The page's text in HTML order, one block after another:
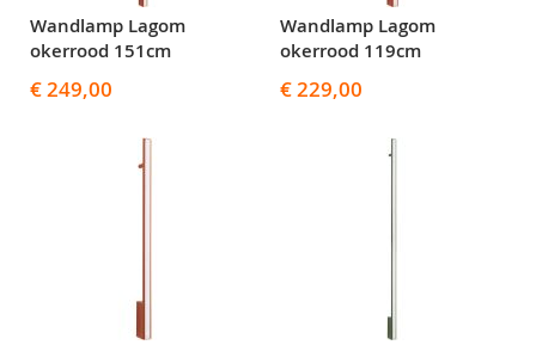
Wandlamp Lagom
okerrood 151cm
€ 249,00
Wandlamp Lagom
okerrood 119cm
€ 229,00